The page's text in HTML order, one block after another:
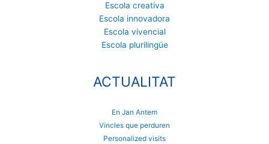
Escola creativa
Escola innovadora
Escola vivencial
Escola plurilingüe
ACTUALITAT
En Jan Antem
Vincles que perduren
Personalized visits